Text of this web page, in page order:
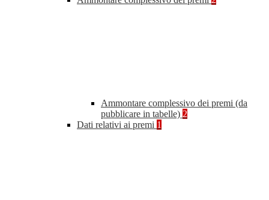
Ammontare complessivo dei premi (da
pubblicare in tabelle) 2
Dati relativi ai premi 1